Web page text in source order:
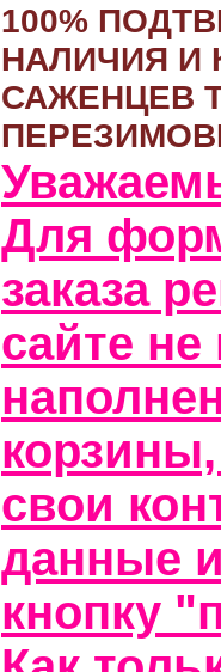
100%
НАЛИЧИЯ И
САЖЕНЦЕВ
Для
заказа
сайте
свои
данные
кнопку